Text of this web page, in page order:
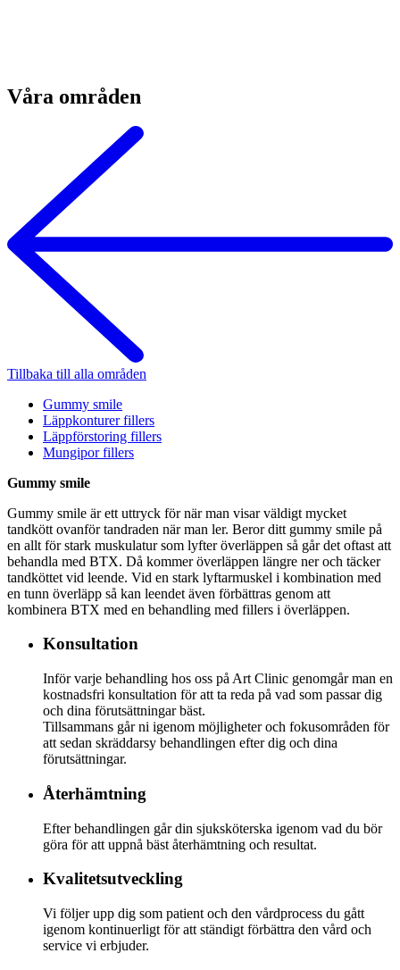
Våra områden
Tillbaka till alla områden
Gummy smile
Läppkonturer fillers
Läppförstoring fillers
Mungipor fillers
Gummy smile
Gummy smile är ett uttryck för när man visar väldigt mycket
tandkött ovanför tandraden när man ler. Beror ditt gummy smile på
en allt för stark muskulatur som lyfter överläppen så går det oftast att
behandla med BTX. Då kommer överläppen längre ner och täcker
tandköttet vid leende. Vid en stark lyftarmuskel i kombination med
en tunn överläpp så kan leendet även förbättras genom att
kombinera BTX med en behandling med fillers i överläppen.
Konsultation
Inför varje behandling hos oss på Art Clinic genomgår man en
kostnadsfri konsultation för att ta reda på vad som passar dig
och dina förutsättningar bäst.
Tillsammans går ni igenom möjligheter och fokusområden för
att sedan skräddarsy behandlingen efter dig och dina
förutsättningar.
Återhämtning
Efter behandlingen går din sjuksköterska igenom vad du bör
göra för att uppnå bäst återhämtning och resultat.
Kvalitetsutveckling
Vi följer upp dig som patient och den vårdprocess du gått
igenom kontinuerligt för att ständigt förbättra den vård och
service vi erbjuder.